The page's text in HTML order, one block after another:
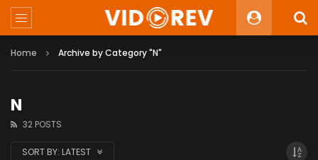
Home Archive by Category "N"
N
32 POSTS
SORT BY: LATEST